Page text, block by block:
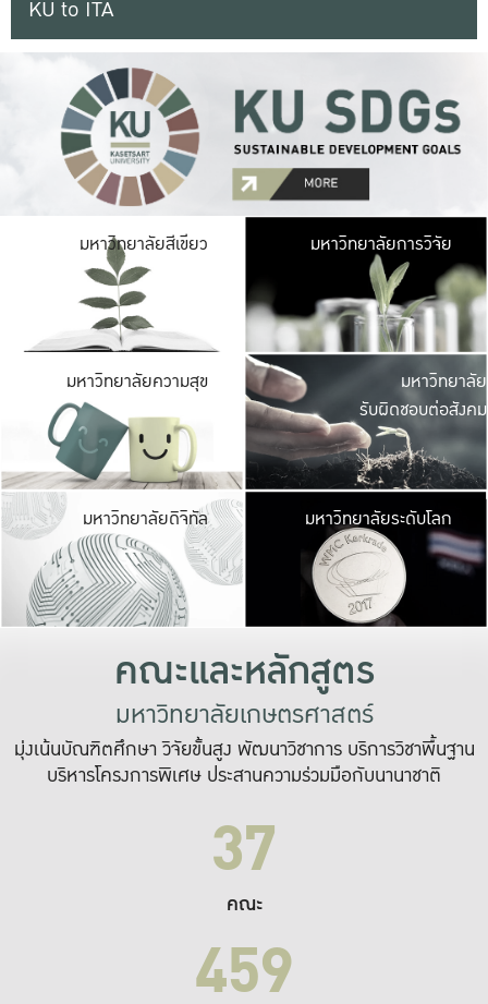
KU to ITA
มหาวิทยาลัยสีเขียว มหาวิ
มีพื้นที่เขียวสดใส
เป็นป่าในเมือง เกษต
มหาวิทยาลัยการวิจัย
มหาวิทยาลัยความสุข มหาวิ
ค
เปิดประ
และพบเรื่องราวใ
มหาวิทยาลัย
รับผิดชอบต่อสังคม
มหาวิทยาลัยดิจิทัล มหาวิ
เปลี่ยนแปลง แล
เพื่อทำง
ระบบสารสนเทศ
มหาวิทยาลัยระดับโลก
คณะและหลักสูตร
มหาวิทยาลัยเกษตรศาสตร์
มุ่งเน้นบัณฑิตศึกษา วิจัยขั้นสูง พัฒนาวิชาการ บริการวิชาพื้นฐาน
บริหารโครงการพิเศษ ประสานความร่วมมือกับนานาชาติ
37
คณะ
459